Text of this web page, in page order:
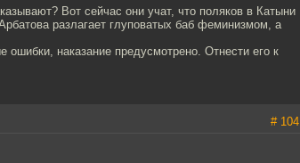
Вот сейчас они учат, что поляков в Катыни
разлагает глуповатых баб феминизмом, а
ошибки, наказание предусмотрено. Отнести его к
# 104